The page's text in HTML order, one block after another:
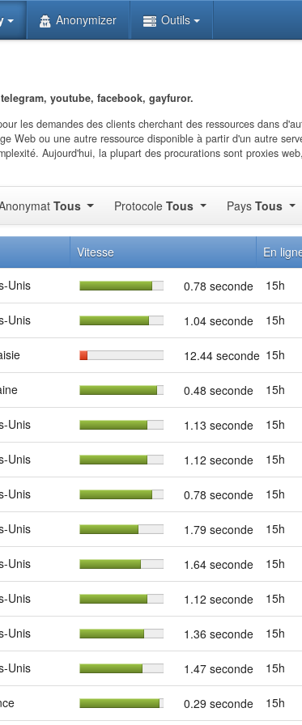
Anonymizer Outils
youtube, facebook, gayfuror.
les demandes des clients cherchant des ressources dans
Web ou une autre ressource disponible à partir d'un autre
Aujourd'hui, la plupart des procurations sont proxies
Tous Protocole Tous PaysTous
Vitesse En
Unis 0.78 seconde 15h
Unis 1.04 seconde 15h
12.44 seconde 15h
0.48 seconde 15h
Unis 1.13 seconde 15h
Unis 1.12 seconde 15h
Unis 0.78 seconde 15h
Unis 1.79 seconde 15h
Unis 1.64 seconde 15h
Unis 1.12 seconde 15h
Unis 1.36 seconde 15h
Unis 1.47 seconde 15h
0.29 seconde 15h